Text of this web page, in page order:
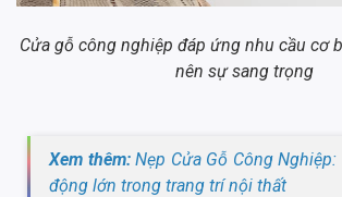
Cửa gỗ công nghiệp đáp ứng nhu cầu cơ
nên sự sang trọng
Xem thêm: Nẹp Cửa Gỗ Công
động lớn trong trang trí nội thất